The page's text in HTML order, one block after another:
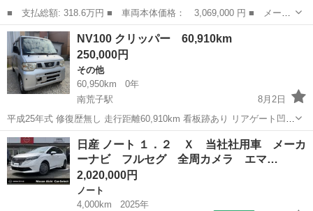
■ 支払総額: 318.6万円 ■ 車両本体価格： 3,069,000 円 ■ メーカ
ー名： 日産 ■ 車種名： セレナ ■ グレード名： ハイウェイス
ターＶ 登録済未使用車 両側電動スライドドア 衝突被害軽減ブレ
ーキ コ...
愛知 名古屋市 セレナ
NV100 クリッパー 60,910km
250,000円
その他
60,950km
0年
南荒子駅
8月2日
平成25年式 修復歴無し 走行距離60,910km 看板跡あり リアゲート凹ん
でいますが、別に中古の新しいものお付けいたします。 距離浅く、元
気に走ります。 お仕事用や足車にいかがでしょうか。 別途車検取得
渡し可能です。 ...
愛知 名古屋市 南荒子駅 クリッパー
日産 ノート １．２ Ｘ 当社社用車 メーカ
ーナビ フルセグ 全周カメラ エマ…
2,020,000円
ノート
4,000km
2025年